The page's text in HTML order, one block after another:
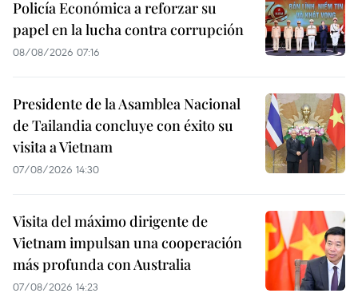
Policía Económica a reforzar su
papel en la lucha contra corrupción
08/08/2026 07:16
Presidente de la Asamblea Nacional
de Tailandia concluye con éxito su
visita a Vietnam
07/08/2026 14:30
Visita del máximo dirigente de
Vietnam impulsan una cooperación
más profunda con Australia
07/08/2026 14:23